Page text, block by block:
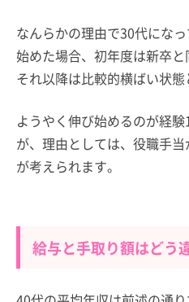
なんらかの理由で30代にな
始めた場合、初年度は新卒と
それ以降は比較的横ばい状態
ようやく伸び始めるのが経
が、理由としては、役職手
が考えられます。
給与と手取り額はどう